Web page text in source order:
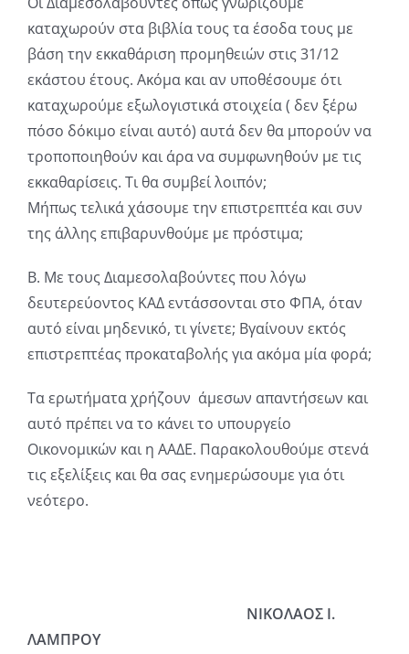
καταχωρούν στα βιβλία τους τα έσοδα τους με
βάση την εκκαθάριση προμηθειών στις 31/12
εκάστου έτους. Ακόμα και αν υποθέσουμε ότι
καταχωρούμε εξωλογιστικά στοιχεία ( δεν ξέρω
πόσο δόκιμο είναι αυτό) αυτά δεν θα μπορούν να
τροποποιηθούν και άρα να συμφωνηθούν με τις
εκκαθαρίσεις. Τι θα συμβεί λοιπόν;
Μήπως τελικά χάσουμε την επιστρεπτέα και συν
της άλλης επιβαρυνθούμε με πρόστιμα;
Β. Με τους Διαμεσολαβούντες που λόγω
δευτερεύοντος ΚΑΔ εντάσσονται στο ΦΠΑ, όταν
αυτό είναι μηδενικό, τι γίνετε; Βγαίνουν εκτός
επιστρεπτέας προκαταβολής για ακόμα μία φορά;
Τα ερωτήματα χρήζουν άμεσων απαντήσεων και
αυτό πρέπει να το κάνει το υπουργείο
Οικονομικών και η ΑΑΔΕ. Παρακολουθούμε στενά
τις εξελίξεις και θα σας ενημερώσουμε για ότι
νεότερο.
ΝΙΚΟΛΑΟΣ Ι.
ΛΑΜΠΡΟΥ